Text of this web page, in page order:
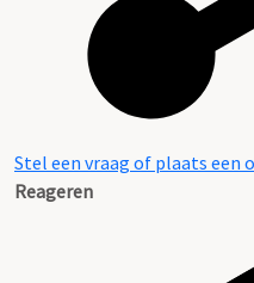
Stel een vraag of plaats een
Reageren